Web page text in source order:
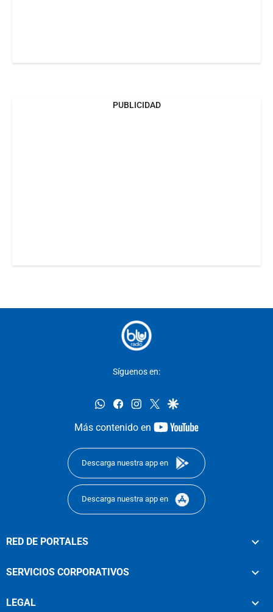
PUBLICIDAD
Síguenos en:
whatsappfacebookinstagram
twittergoogle
Más contenido en
youtube-
Descarga nuestra app en
Descarga nuestra app en
RED DE PORTALES
SERVICIOS CORPORATIVOS
LEGAL